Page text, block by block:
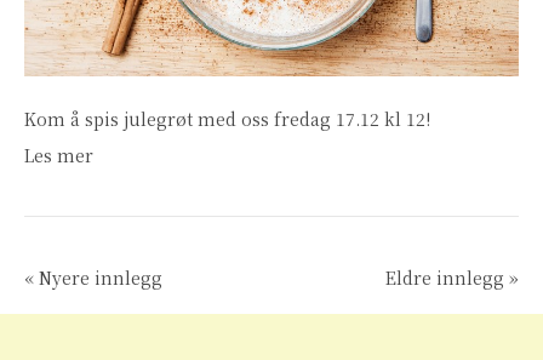
Kom å spis julegrøt med oss fredag 17.12 kl 12!
Les mer
« Nyere innlegg Eldre innlegg »